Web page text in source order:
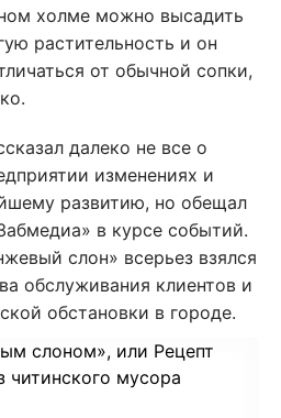
холме можно высадить
растительность и он
от обычной сопки,
далеко не все о
изменениях и
развитию, но обещал
в курсе событий.
слон» всерьез взялся
обслуживания клиентов и
обстановки в городе.